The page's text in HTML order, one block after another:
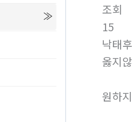
조회
15
낙태
옳지
원하